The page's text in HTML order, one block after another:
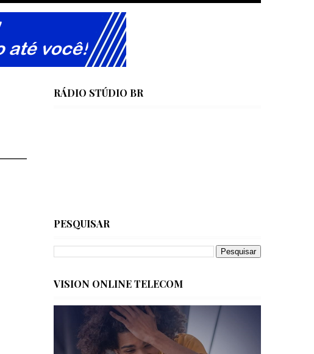
RÁDIO STÚDIO BR
PESQUISAR
VISION ONLINE TELECOM